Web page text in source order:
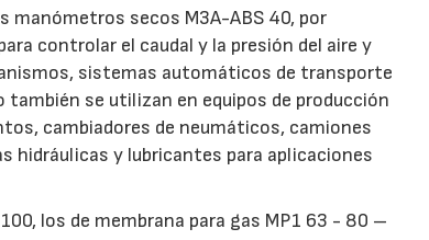
manómetros secos M3A-ABS 40, por
controlar el caudal y la presión del aire y
sistemas automáticos de transporte
también se utilizan en equipos de producción
cambiadores de neumáticos, camiones
hidráulicas y lubricantes para aplicaciones
los de membrana para gas MP1 63 - 80 –